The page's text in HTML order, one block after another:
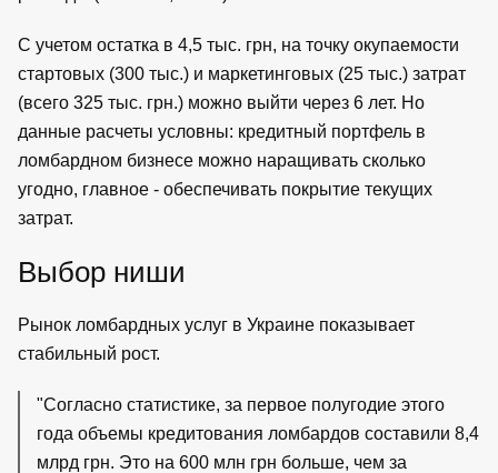
С учетом остатка в 4,5 тыс. грн, на точку окупаемости
стартовых (300 тыс.) и маркетинговых (25 тыс.) затрат
(всего 325 тыс. грн.) можно выйти через 6 лет. Но
данные расчеты условны: кредитный портфель в
ломбардном бизнесе можно наращивать сколько
угодно, главное - обеспечивать покрытие текущих
затрат.
Выбор ниши
Рынок ломбардных услуг в Украине показывает
стабильный рост.
"Согласно статистике, за первое полугодие этого
года объемы кредитования ломбардов составили 8,4
млрд грн. Это на 600 млн грн больше, чем за